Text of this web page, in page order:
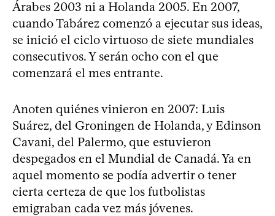
Árabes 2003 ni a Holanda 2005. En 2007,
cuando Tabárez comenzó a ejecutar sus ideas,
se inició el ciclo virtuoso de siete mundiales
consecutivos. Y serán ocho con el que
comenzará el mes entrante.
Anoten quiénes vinieron en 2007: Luis
Suárez, del Groningen de Holanda, y Edinson
Cavani, del Palermo, que estuvieron
despegados en el Mundial de Canadá. Ya en
aquel momento se podía advertir o tener
cierta certeza de que los futbolistas
emigraban cada vez más jóvenes.